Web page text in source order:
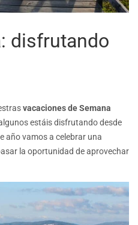
disfrutando
vacaciones de Semana
estáis disfrutando desde
año vamos a celebrar una
la oportunidad de aprovechar